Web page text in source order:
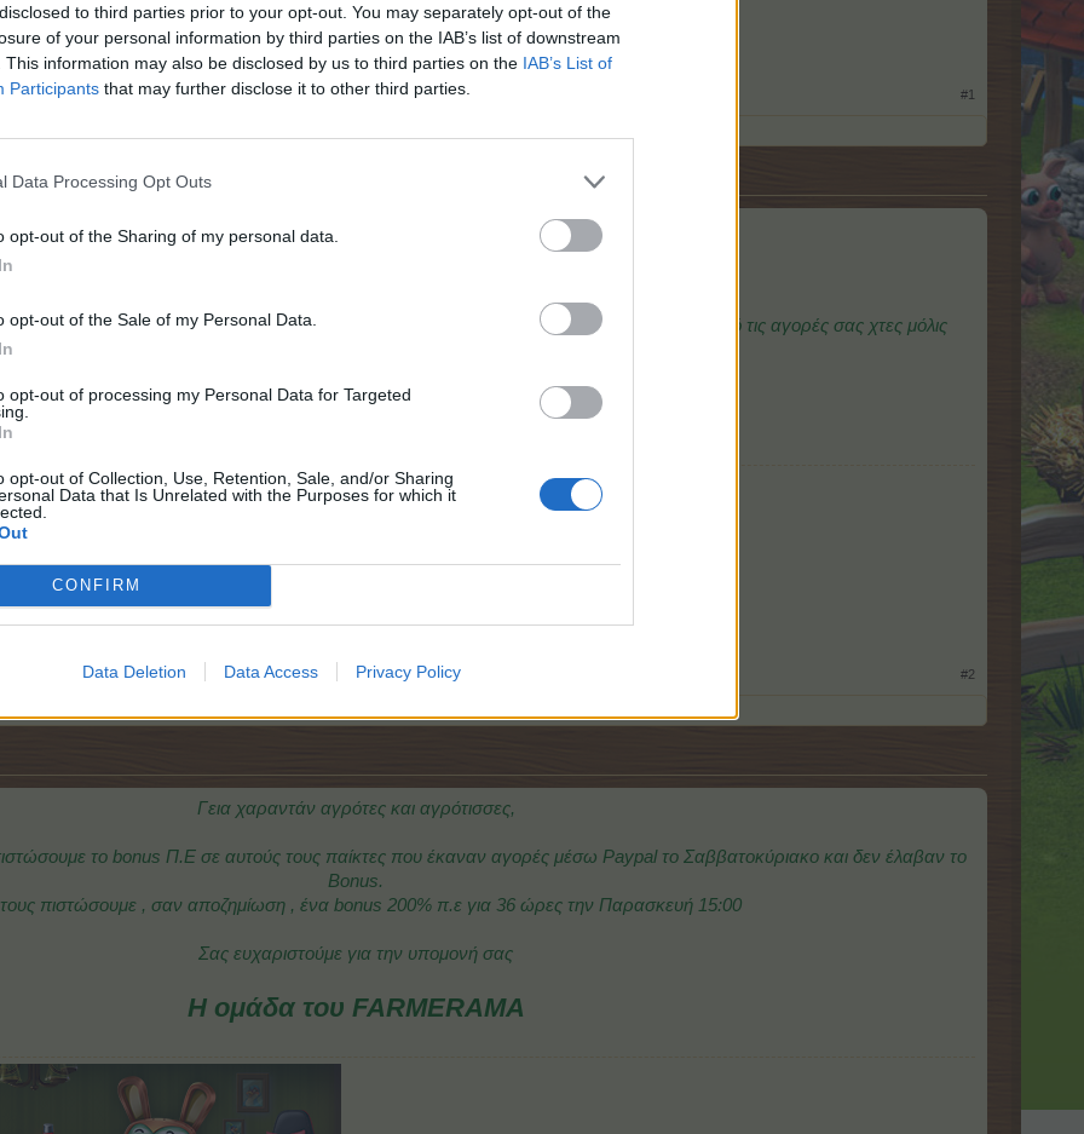
to third parties prior to your opt-out. You may separately opt-out of the
of your personal information by third parties on the IAB’s list of downstream
This information may also be disclosed by us to third parties on the IAB’s List of
Participants that may further disclose it to other third parties.
Data Processing Opt Outs
opt-out of the Sharing of my personal data.
opt-out of the Sale of my Personal Data.
opt-out of processing my Personal Data for Targeted
opt-out of Collection, Use, Retention, Sale, and/or Sharing
Data that Is Unrelated with the Purposes for which it
CONFIRM
Data Deletion Data Access Privacy Policy
#1
Γεια χαραντάν αγρότες και αγρότισσες,
Τα πρόβλημα που υπήρχαν με την Paypal έχουν διορθωθεί από χτες το βράδυ στις 22:00
παίκτες. Θα σας ενημερώσουμε σχετικά με το Bonus Π.Ε που θα έπρεπε να λάβετε από τις αγορές σας χτες μόλις
#2
Γεια χαραντάν αγρότες και αγρότισσες,
το bonus Π.Ε σε αυτούς τους παίκτες που έκαναν αγορές μέσω Paypal το Σαββατοκύριακο και δεν έλαβαν το
Bonus.
πιστώσουμε , σαν αποζημίωση , ένα bonus 200% π.ε για 36 ώρες την Παρασκευή 15:00
Σας ευχαριστούμε για την υπομονή σας
Η ομάδα του FARMERAMA